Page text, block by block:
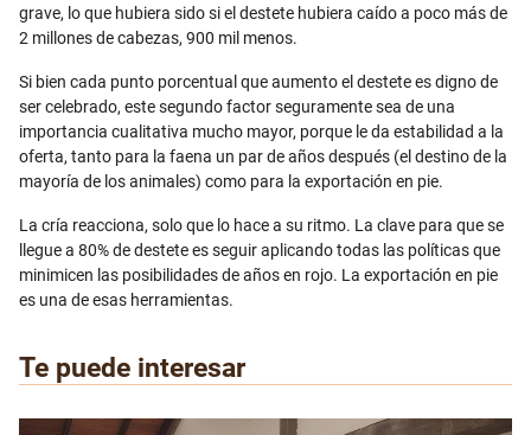
grave, lo que hubiera sido si el destete hubiera caído a poco más de
2 millones de cabezas, 900 mil menos.
Si bien cada punto porcentual que aumento el destete es digno de
ser celebrado, este segundo factor seguramente sea de una
importancia cualitativa mucho mayor, porque le da estabilidad a la
oferta, tanto para la faena un par de años después (el destino de la
mayoría de los animales) como para la exportación en pie.
La cría reacciona, solo que lo hace a su ritmo. La clave para que se
llegue a 80% de destete es seguir aplicando todas las políticas que
minimicen las posibilidades de años en rojo. La exportación en pie
es una de esas herramientas.
Te puede interesar